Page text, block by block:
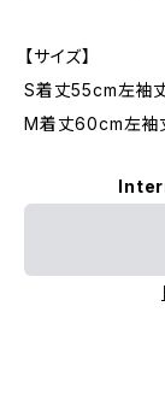
【サイズ】
S着丈55cm左袖
M着丈60cm左